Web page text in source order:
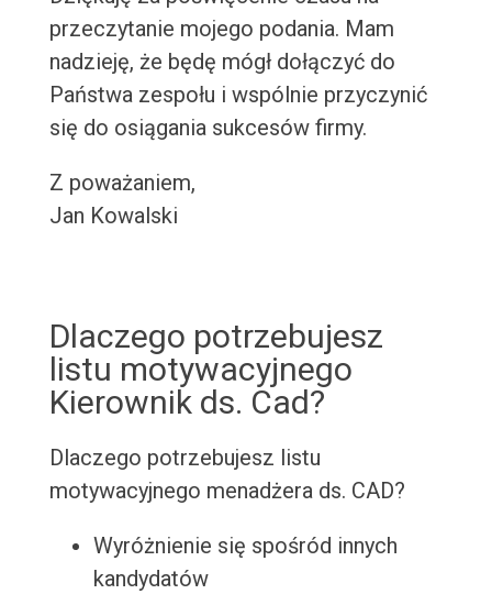
przeczytanie mojego podania. Mam
nadzieję, że będę mógł dołączyć do
Państwa zespołu i wspólnie przyczynić
się do osiągania sukcesów firmy.
Z poważaniem,
Jan Kowalski
Dlaczego potrzebujesz
listu motywacyjnego
Kierownik ds. Cad?
Dlaczego potrzebujesz listu
motywacyjnego menadżera ds. CAD?
Wyróżnienie się spośród innych
kandydatów